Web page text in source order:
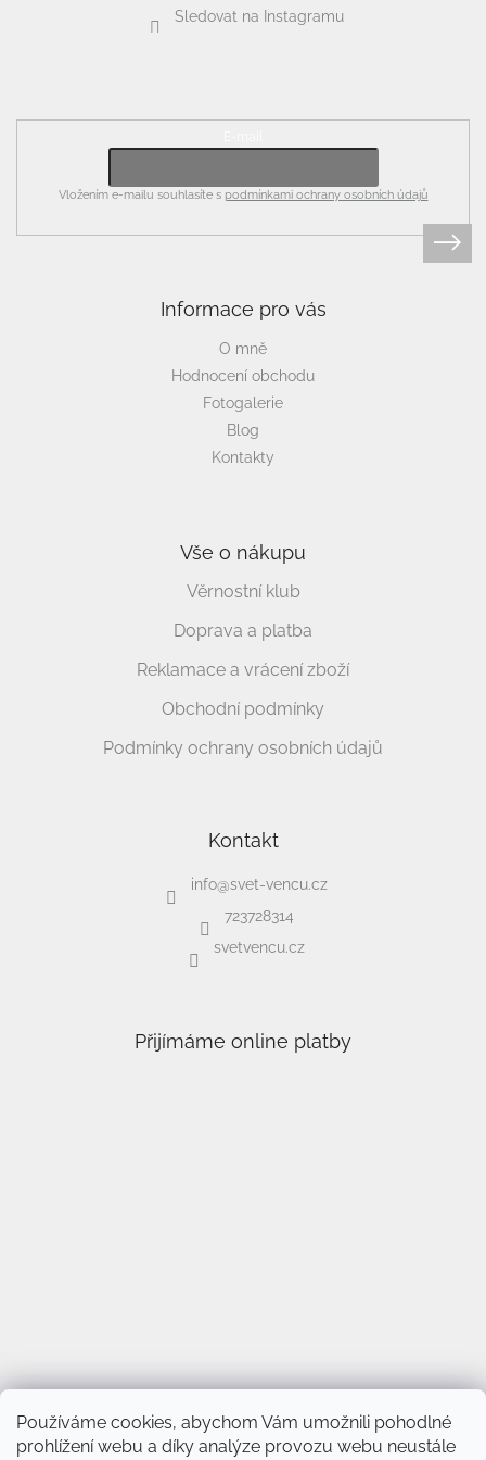
Používáme cookies, abychom Vám umožnili pohodlné
prohlížení webu a díky analýze provozu webu neustále
Sledovat na Instagramu
Vložením e-mailu souhlasíte s podmínkami ochrany osobních údajů
Informace pro vás
O mně
Hodnocení obchodu
Fotogalerie
Blog
Kontakty
Vše o nákupu
Věrnostní klub
Doprava a platba
Reklamace a vrácení zboží
Obchodní podmínky
Podmínky ochrany osobních údajů
Kontakt
info@svet-vencu.cz
723728314
svetvencu.cz
Přijímáme online platby